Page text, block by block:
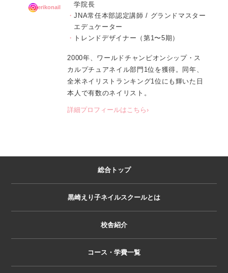
erikonail
学院長
JNA常任本部認定講師 / グランドマスター
エデュケーター
トレンドデザイナー（第1〜5期）
2000年、ワールドチャンピオンシップ・ス
カルプチュアネイル部門1位を獲得。同年、
全米ネイリストランキング1位にも輝いた日
本人で有数のネイリスト。
詳細プロフィールはこちら›
総合トップ
黒崎えり子ネイルスクールとは
校舎紹介
コース・学費一覧